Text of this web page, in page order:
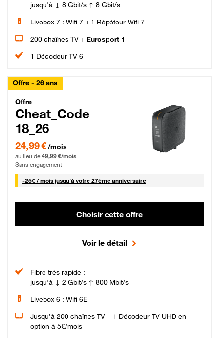
jusqu'à ↓ 8 Gbit/s ↑ 8 Gbit/s
Livebox 7 : Wifi 7 + 1 Répéteur Wifi 7
200 chaînes TV + Eurosport 1
1 Décodeur TV 6
Offre - 26 ans
Cheat_Code Fibre_18_26
Offre
Cheat_Code
18_26
24,99 € par mois pendant 0 mois puis 49,99 € par mois, Sans engagement
24,99 €/mois
au lieu de 49,99 €/mois
Sans engagement
-25€ / mois25 € par mois
jusqu'à votre 27ème anniversaire
Choisir cette offre
Voir le détail
Fibre très rapide :
jusqu'à ↓ 2 Gbit/s ↑ 800 Mbit/s
Livebox 6 : Wifi 6E
Jusqu’à 200 chaînes TV + 1 Décodeur TV UHD en
option à 5€/mois